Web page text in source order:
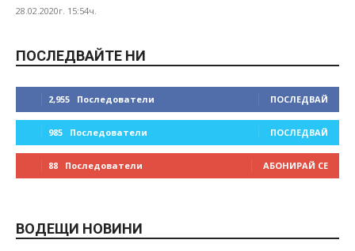
28.02.2020г. 15:54ч.
ПОСЛЕДВАЙТЕ НИ
2,955 Последователи ПОСЛЕДВАЙ
985 Последователи ПОСЛЕДВАЙ
88 Последователи АБОНИРАЙ СЕ
ВОДЕЩИ НОВИНИ